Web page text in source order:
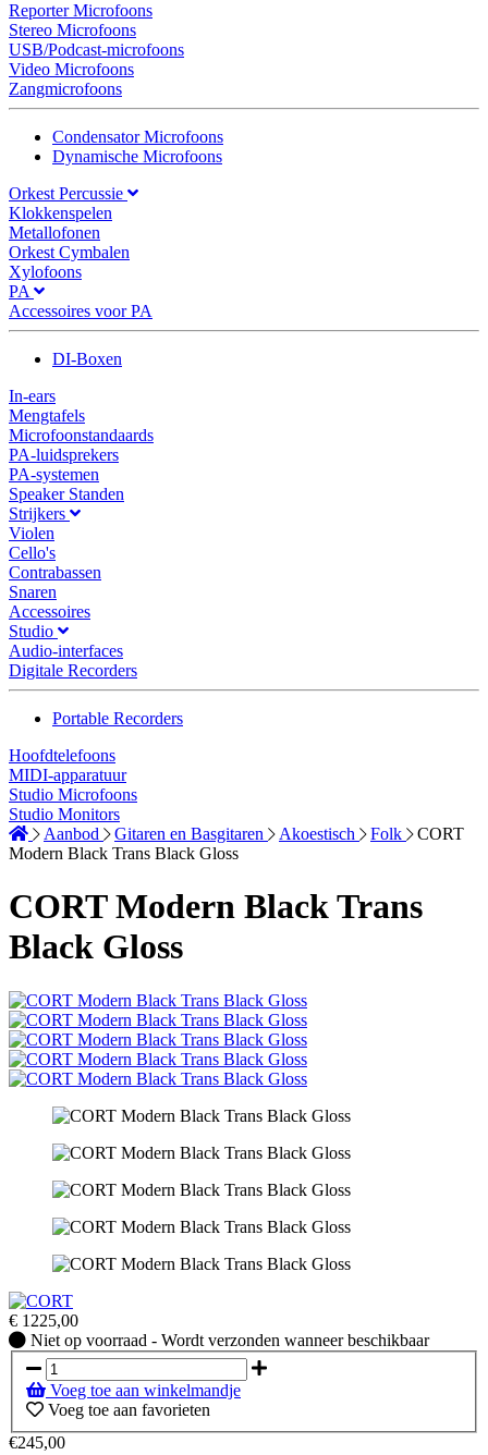
Reporter Microfoons
Stereo Microfoons
USB/Podcast-microfoons
Video Microfoons
Zangmicrofoons
Condensator Microfoons
Dynamische Microfoons
Orkest Percussie
Klokkenspelen
Metallofonen
Orkest Cymbalen
Xylofoons
PA
Accessoires voor PA
DI-Boxen
In-ears
Mengtafels
Microfoonstandaards
PA-luidsprekers
PA-systemen
Speaker Standen
Strijkers
Violen
Cello's
Contrabassen
Snaren
Accessoires
Studio
Audio-interfaces
Digitale Recorders
Portable Recorders
Hoofdtelefoons
MIDI-apparatuur
Studio Microfoons
Studio Monitors
Aanbod
Gitaren en Basgitaren Akoestisch Folk
CORT
Modern Black Trans Black Gloss
CORT Modern Black Trans
Black Gloss
€ 1225,00
Niet
op
voorraad
-
Wordt
verzonden
Niet op voorraad - Wordt verzonden wanneer beschikbaar
Voeg toe aan winkelmandje
Voeg toe aan favorieten
€245,00